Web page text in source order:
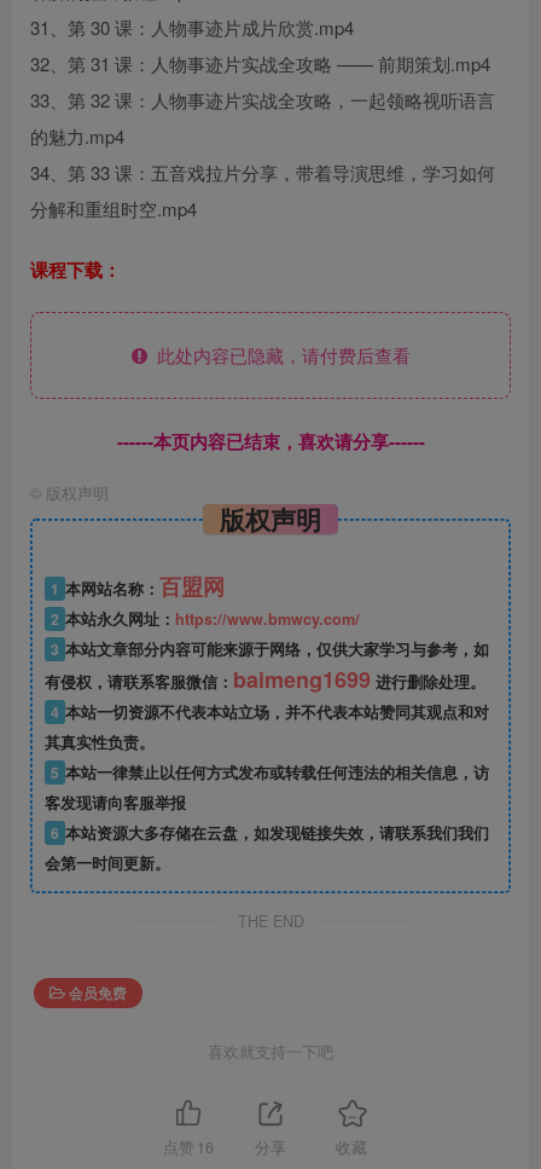
31、第 30 课：人物事迹片成片欣赏.mp4
32、第 31 课：人物事迹片实战全攻略 —— 前期策划.mp4
33、第 32 课：人物事迹片实战全攻略，一起领略视听语言
的魅力.mp4
34、第 33 课：五音戏拉片分享，带着导演思维，学习如何
分解和重组时空.mp4
课程下载：
此处内容已隐藏，请付费后查看
------本页内容已结束，喜欢请分享------
© 版权声明
版权声明
1 本网站名称： 百盟网
2 本站永久网址： https://www.bmwcy.com/
3 本站文章部分内容可能来源于网络，仅供大家学习与参考，如
有侵权，请联系客服微信： baimeng1699 进行删除处理。
4 本站一切资源不代表本站立场，并不代表本站赞同其观点和对
其真实性负责。
5 本站一律禁止以任何方式发布或转载任何违法的相关信息，访
客发现请向客服举报
6 本站资源大多存储在云盘，如发现链接失效，请联系我们我们
会第一时间更新。
THE END
会员免费
喜欢就支持一下吧
点赞 16 分享 收藏